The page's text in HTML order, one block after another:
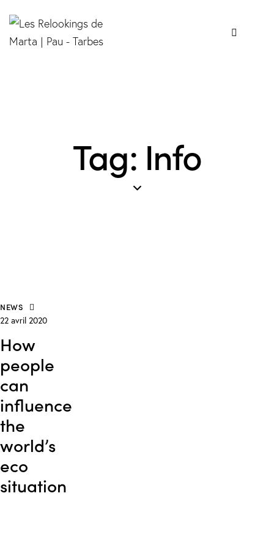
Tag: Info
NEWS
22 avril 2020
How
people
can
influence
the
world’s
eco
situation